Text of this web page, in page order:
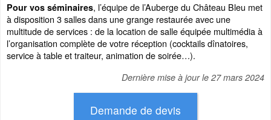
Pour vos séminaires, l’équipe de l’Auberge du Château Bleu met
à disposition 3 salles dans une grange restaurée avec une
multitude de services : de la location de salle équipée multimédia à
l’organisation complète de votre réception (cocktails dînatoires,
service à table et traiteur, animation de soirée…).
Dernière mise à jour le 27 mars 2024